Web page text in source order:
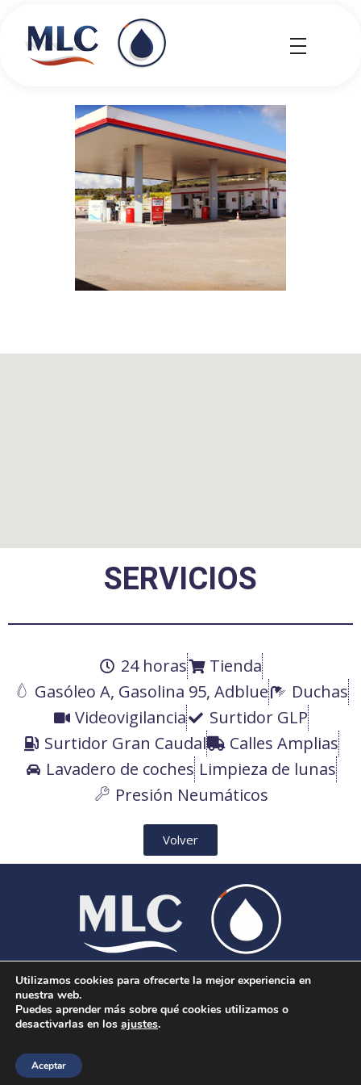
SERVICIOS
24 horas
Tienda
Gasóleo A, Gasolina 95, Adblue
Duchas
Videovigilancia
Surtidor GLP
Surtidor Gran Caudal
Calles Amplias
Lavadero de coches Limpieza de lunas
Presión Neumáticos
Volver
Aviso Legal|Política de Cookies|Más información
sobre las cookies| Aviso de Privacidad
© 2026 MLC Carburantes. Todos los derechos
Utilizamos cookies para ofrecerte la mejor experiencia en
nuestra web.
Puedes aprender más sobre qué cookies utilizamos o
desactivarlas en los ajustes.
Aceptar